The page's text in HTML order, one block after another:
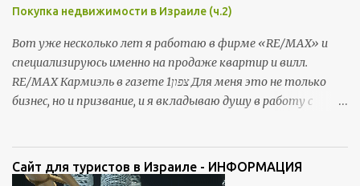
Покупка недвижимости в Израиле (ч.2)
Вот уже несколько лет я работаю в фирме «RE/MAX» и
специализируюсь именно на продаже квартир и вилл.
RE/MAX Кармиэль в газете צפון1 Для меня это не только
бизнес, но и призвание, и я вкладываю душу в работу с
Сайт для туристов в Израиле - ИНФОРМАЦИЯ